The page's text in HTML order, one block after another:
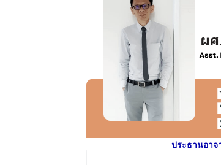
ประธานอา